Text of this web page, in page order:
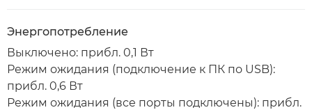
Энергопотребление
Выключено: прибл. 0,1 Вт
Режим ожидания (подключение к ПК по USB):
прибл. 0,6 Вт
Режим ожидания (все порты подключены): прибл.